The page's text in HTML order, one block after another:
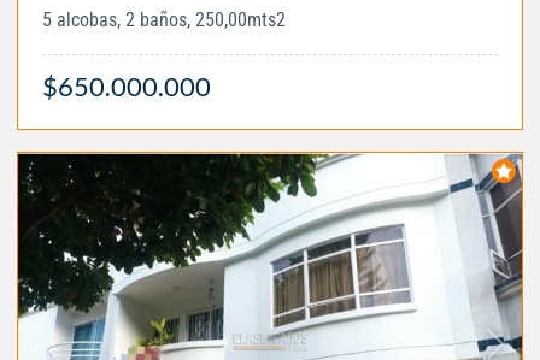
5 alcobas, 2 baños, 250,00mts2
$650.000.000